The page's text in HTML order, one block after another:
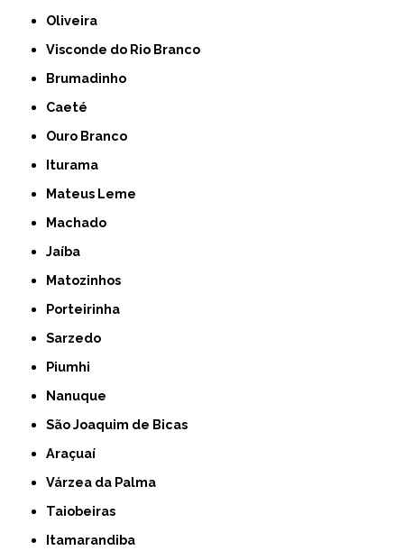
Oliveira
Visconde do Rio Branco
Brumadinho
Caeté
Ouro Branco
Iturama
Mateus Leme
Machado
Jaíba
Matozinhos
Porteirinha
Sarzedo
Piumhi
Nanuque
São Joaquim de Bicas
Araçuaí
Várzea da Palma
Taiobeiras
Itamarandiba